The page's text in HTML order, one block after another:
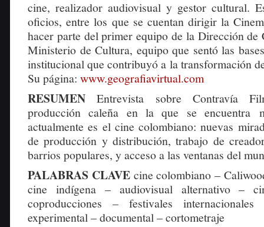
cine, realizador audiovisual y gestor cultural.
oficios, entre los que se cuentan dirigir la
hacer parte del primer equipo de la Dirección de
Ministerio de Cultura, equipo que sentó las
institucional que contribuyó a la transformación
Su página: www.geografiavirtual.com
RESUMENEntrevista sobre Contravía
producción caleña en la que se encuentra
actualmente es el cine colombiano: nuevas
de producción y distribución, trabajo de
barrios populares, y acceso a las ventanas del
PALABRAS CLAVE cine colombiano –
cine indígena – audiovisual alternativo –
coproducciones – festivales
experimental – documental – cortometraje